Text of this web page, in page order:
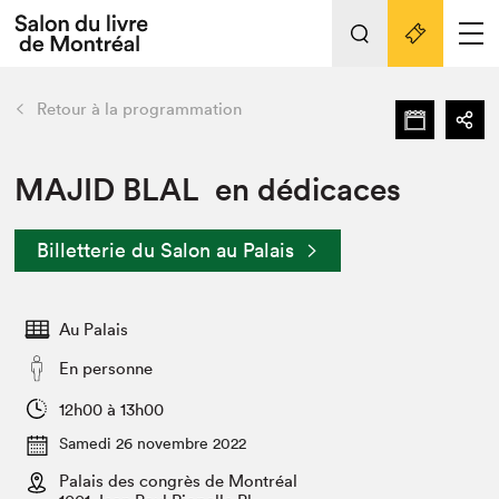
Espace médias
Espace exposant⋅e⋅s
Tout sur l'édition 2022
Actualités
Vidéos et Balados
Club de lecture Braindate
retour Nos activités
Édition 2022
Nous connaître
Projets partenaires 2022
Archives
Liens pratiques
Retour à la programmation
MAJID BLAL en dédicaces
Billetterie du Salon au Palais
Au Palais
En personne
12h00 à 13h00
Samedi 26 novembre 2022
Palais des congrès de Montréal